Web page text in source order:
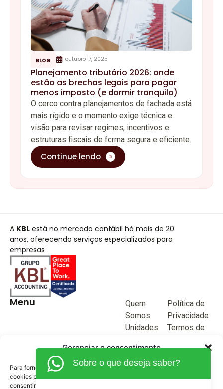
Gerenciar o consentimento
Para fornecer as melhores experiências, usamos tecnologias como
cookies para armazenar e/ou acessar informações do dispositivo. O
consentimento para essas tecnologias nos permitirá processar dados
BLOG outubro 17, 2025
Planejamento tributário 2026: onde
estão as brechas legais para pagar
menos imposto (e dormir tranquilo)
O cerco contra planejamentos de fachada está
mais rígido e o momento exige técnica e
visão para revisar regimes, incentivos e
estruturas fiscais de forma segura e eficiente.
Continue lendo
A KBL está no mercado contábil há mais de 20
anos, oferecendo serviços especializados para
empresas
Menu
Quem
Somos
Unidades
Blog
Junte-se a
Política de
Privacidade
Termos de
Sobre o que deseja saber?